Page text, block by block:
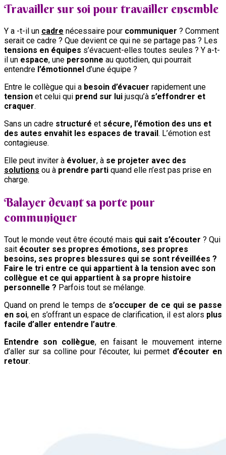
Travailler sur soi pour travailler ensemble
Y a -t-il un cadre nécessaire pour communiquer ? Comment
serait ce cadre ? Que devient ce qui ne se partage pas ? Les
tensions en équipes s’évacuent-elles toutes seules ? Y a-t-
il un espace, une personne au quotidien, qui pourrait
entendre l’émotionnel d’une équipe ?
‍Entre le collègue qui a besoin d’évacuer rapidement une
tension et celui qui prend sur lui jusqu’à s’effondrer et
craquer.
Sans un cadre structuré et sécure, l’émotion des uns et
des autes envahit les espaces de travail. L’émotion est
contagieuse.
Elle peut inviter à évoluer, à se projeter avec des
solutions ou à prendre parti quand elle n’est pas prise en
charge.
Balayer devant sa porte pour
communiquer
‍‍Tout le monde veut être écouté mais qui sait s’écouter ? Qui
sait écouter ses propres émotions, ses propres
besoins, ses propres blessures qui se sont réveillées ?
Faire le tri entre ce qui appartient à la tension avec son
collègue et ce qui appartient à sa propre histoire
personnelle ? Parfois tout se mélange.
Quand on prend le temps de s’occuper de ce qui se passe
en soi, en s’offrant un espace de clarification, il est alors plus
facile d’aller entendre l’autre.
Entendre son collègue, en faisant le mouvement interne
d’aller sur sa colline pour l’écouter, lui permet d’écouter en
retour.